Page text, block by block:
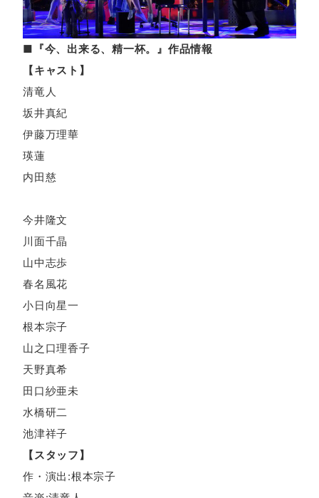
■『今、出来る、精一杯。』作品情報
【キャスト】
清竜人
坂井真紀
伊藤万理華
瑛蓮
内田慈
今井隆文
川面千晶
山中志歩
春名風花
小日向星一
根本宗子
山之口理香子
天野真希
田口紗亜未
水橋研二
池津祥子
【スタッフ】
作・演出:根本宗子